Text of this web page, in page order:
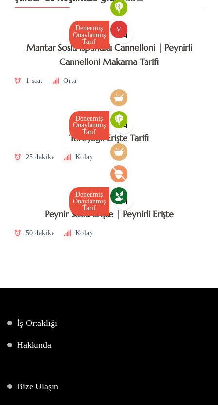
Denenmiş
Onaylanmış
Tarif
V
Mantar Soslu Ispanaklı Cannelloni | Peynirli
Cannelloni Makarna Tarifi
1 saat Orta
Denenmiş
Onaylanmış
Tarif
Tereyağlı Erişte Tarifi
25 dakika Kolay
Denenmiş
Onaylanmış
Tarif
Peynir Soslu Erişte | Peynirli Erişte
50 dakika Kolay
İş Ortaklığı
Hakkında
Bize Ulaşın